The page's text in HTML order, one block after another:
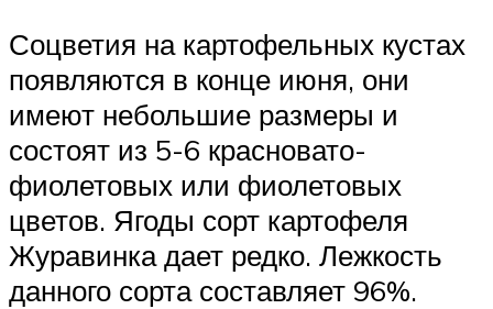
Соцветия на картофельных кустах
появляются в конце июня, они
имеют небольшие размеры и
состоят из 5-6 красновато-
фиолетовых или фиолетовых
цветов. Ягоды сорт картофеля
Журавинка дает редко. Лежкость
данного сорта составляет 96%.